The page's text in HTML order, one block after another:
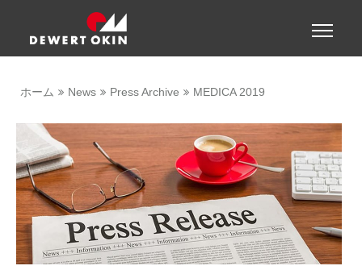
Toggle
ホーム News Press Archive MEDICA 2019